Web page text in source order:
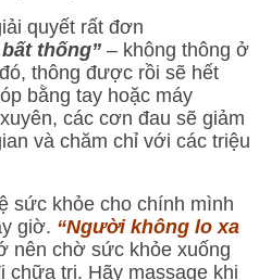
quyết rất đơn
thống” – không thông ở
thông được rồi sẽ hết
bằng tay hoặc máy
các cơn đau sẽ giảm
và chăm chỉ với các triệu
sức khỏe cho chính mình
giờ. “Người không lo xa
nên chờ sức khỏe xuống
chữa trị. Hãy massage khi